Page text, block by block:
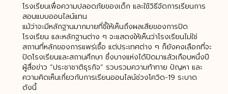
โรงเรียนเพื่อความปลอดภัยของเด็ก และใช้วิธีจัดการเรียนการ
สอนแบบออนไลน์แทน
แม้ว่าจะมีหลักฐานมากมายที่ชี้ให้เห็นถึงผลเสียของการปิด
โรงเรียน และหลักฐานต่าง ๆ จะแสดงให้เห็นว่าโรงเรียนไม่ใช่
สถานที่หลักของการแพร่เชื้อ แต่ประเทศต่าง ๆ ก็ยังคงเลือกที่จะ
ปิดโรงเรียนและสถานศึกษา ซึ่งบางแห่งได้ปิดมาแล้วเกือบหนึ่งปี
ผู้สื่อข่าว “ประชาชาติธุรกิจ” รวบรวมความท้าทาย ปัญหา และ
ความคิดเห็นเกี่ยวกับการเรียนออนไลน์ช่วงโควิด-19 ระบาด
ดังนี้